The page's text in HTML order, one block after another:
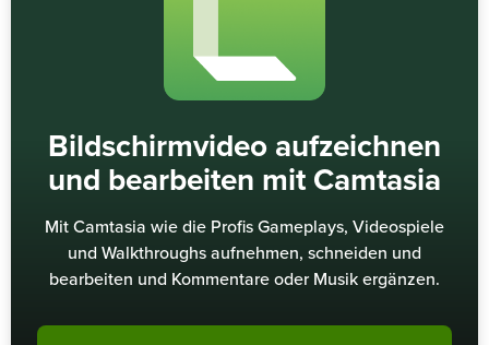
Bildschirmvideo aufzeichnen
und bearbeiten mit Camtasia
Mit Camtasia wie die Profis Gameplays, Videospiele
und Walkthroughs aufnehmen, schneiden und
bearbeiten und Kommentare oder Musik ergänzen.